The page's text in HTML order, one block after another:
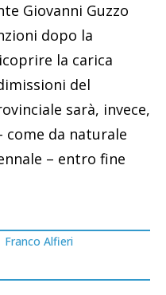
Giovanni Guzzo
dopo la
la carica
del
sarà, invece,
da naturale
– entro fine
Franco Alfieri